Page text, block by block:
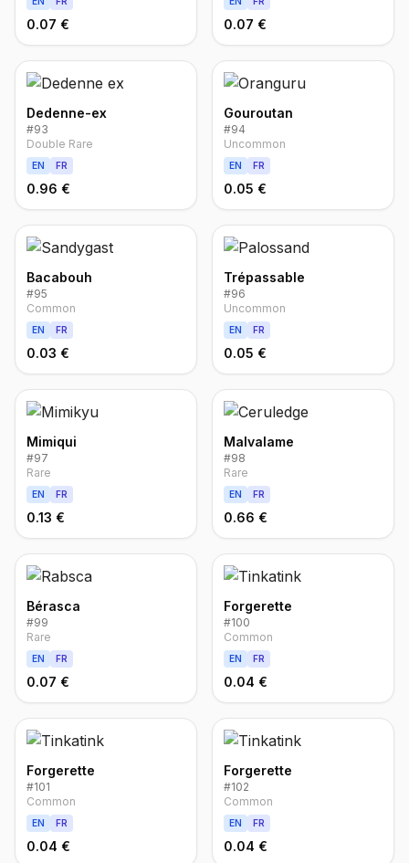
0.07 € 0.07 €
Dedenne-ex
#93
Double Rare
EN FR
0.96 €
Gouroutan
#94
Uncommon
EN FR
0.05 €
Bacabouh
#95
Common
EN FR
0.03 €
Trépassable
#96
Uncommon
EN FR
0.05 €
Mimiqui
#97
Rare
EN FR
0.13 €
Malvalame
#98
Rare
EN FR
0.66 €
Bérasca
#99
Rare
EN FR
0.07 €
Forgerette
#100
Common
EN FR
0.04 €
Forgerette
#101
Common
EN FR
0.04 €
Forgerette
#102
Common
EN FR
0.04 €